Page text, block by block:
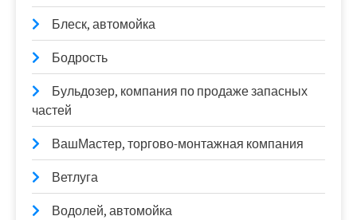
Блеск, автомойка
Бодрость
Бульдозер, компания по продаже запасных
частей
ВашМастер, торгово-монтажная компания
Ветлуга
Водолей, автомойка